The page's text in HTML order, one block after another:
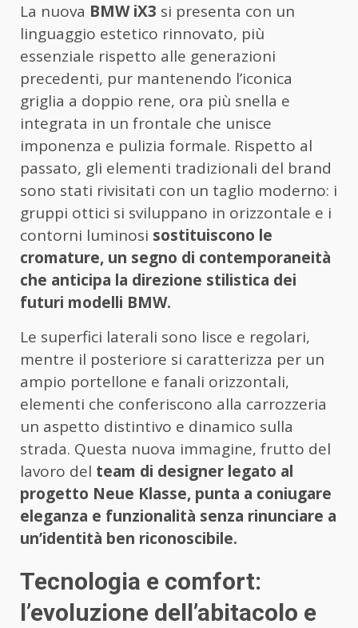
La nuova BMW iX3 si presenta con un
linguaggio estetico rinnovato, più
essenziale rispetto alle generazioni
precedenti, pur mantenendo l’iconica
griglia a doppio rene, ora più snella e
integrata in un frontale che unisce
imponenza e pulizia formale. Rispetto al
passato, gli elementi tradizionali del brand
sono stati rivisitati con un taglio moderno: i
gruppi ottici si sviluppano in orizzontale e i
contorni luminosi sostituiscono le
cromature, un segno di contemporaneità
che anticipa la direzione stilistica dei
futuri modelli BMW.
Le superfici laterali sono lisce e regolari,
mentre il posteriore si caratterizza per un
ampio portellone e fanali orizzontali,
elementi che conferiscono alla carrozzeria
un aspetto distintivo e dinamico sulla
strada. Questa nuova immagine, frutto del
lavoro del team di designer legato al
progetto Neue Klasse, punta a coniugare
eleganza e funzionalità senza rinunciare a
un’identità ben riconoscibile.
Tecnologia e comfort:
l’evoluzione dell’abitacolo e